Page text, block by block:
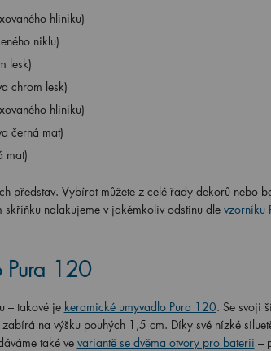
hliníku)
niklu)
lesk)
chrom lesk)
hliníku)
černá mat)
mat)
představ. Vybírat můžete z celé řady dekorů nebo
nalakujeme v jakémkoliv odstínu dle vzorníku
Pura 120
– takové je keramické umyvadlo Pura 120. Se svoji
na výšku pouhých 1,5 cm. Díky své nízké
také ve variantě se dvěma otvory pro baterii –